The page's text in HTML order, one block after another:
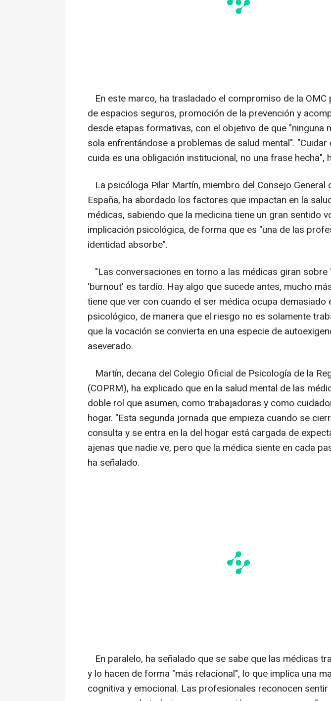
En este marco, ha trasladado el compromiso de la OMC
de espacios seguros, promoción de la prevención y
desde etapas formativas, con el objetivo de que "ninguna
sola enfrentándose a problemas de salud mental". "Cuidar
cuida es una obligación institucional, no una frase hecha",
La psicóloga Pilar Martín, miembro del Consejo General
España, ha abordado los factores que impactan en la
médicas, sabiendo que la medicina tiene un gran sentido
implicación psicológica, de forma que es "una de las
identidad absorbe".
"Las conversaciones en torno a las médicas giran
'burnout' es tardío. Hay algo que sucede antes, mucho
tiene que ver con cuando el ser médica ocupa demasiado
psicológico, de manera que el riesgo no es solamente
que la vocación se convierta en una especie de
aseverado.
Martín, decana del Colegio Oficial de Psicología de la
(COPRM), ha explicado que en la salud mental de las
doble rol que asumen, como trabajadoras y como
hogar. "Esta segunda jornada que empieza cuando se
consulta y se entra en la del hogar está cargada de
ajenas que nadie ve, pero que la médica siente en cada
ha señalado.
En paralelo, ha señalado que se sabe que las médicas
y lo hacen de forma "más relacional", lo que implica una
cognitiva y emocional. Las profesionales reconocen